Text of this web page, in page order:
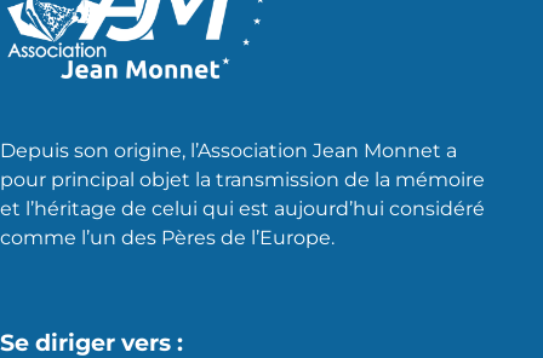
Depuis son origine, l’Association Jean Monnet a
pour principal objet la transmission de la mémoire
et l’héritage de celui qui est aujourd’hui considéré
comme l’un des Pères de l’Europe.
Se diriger vers :